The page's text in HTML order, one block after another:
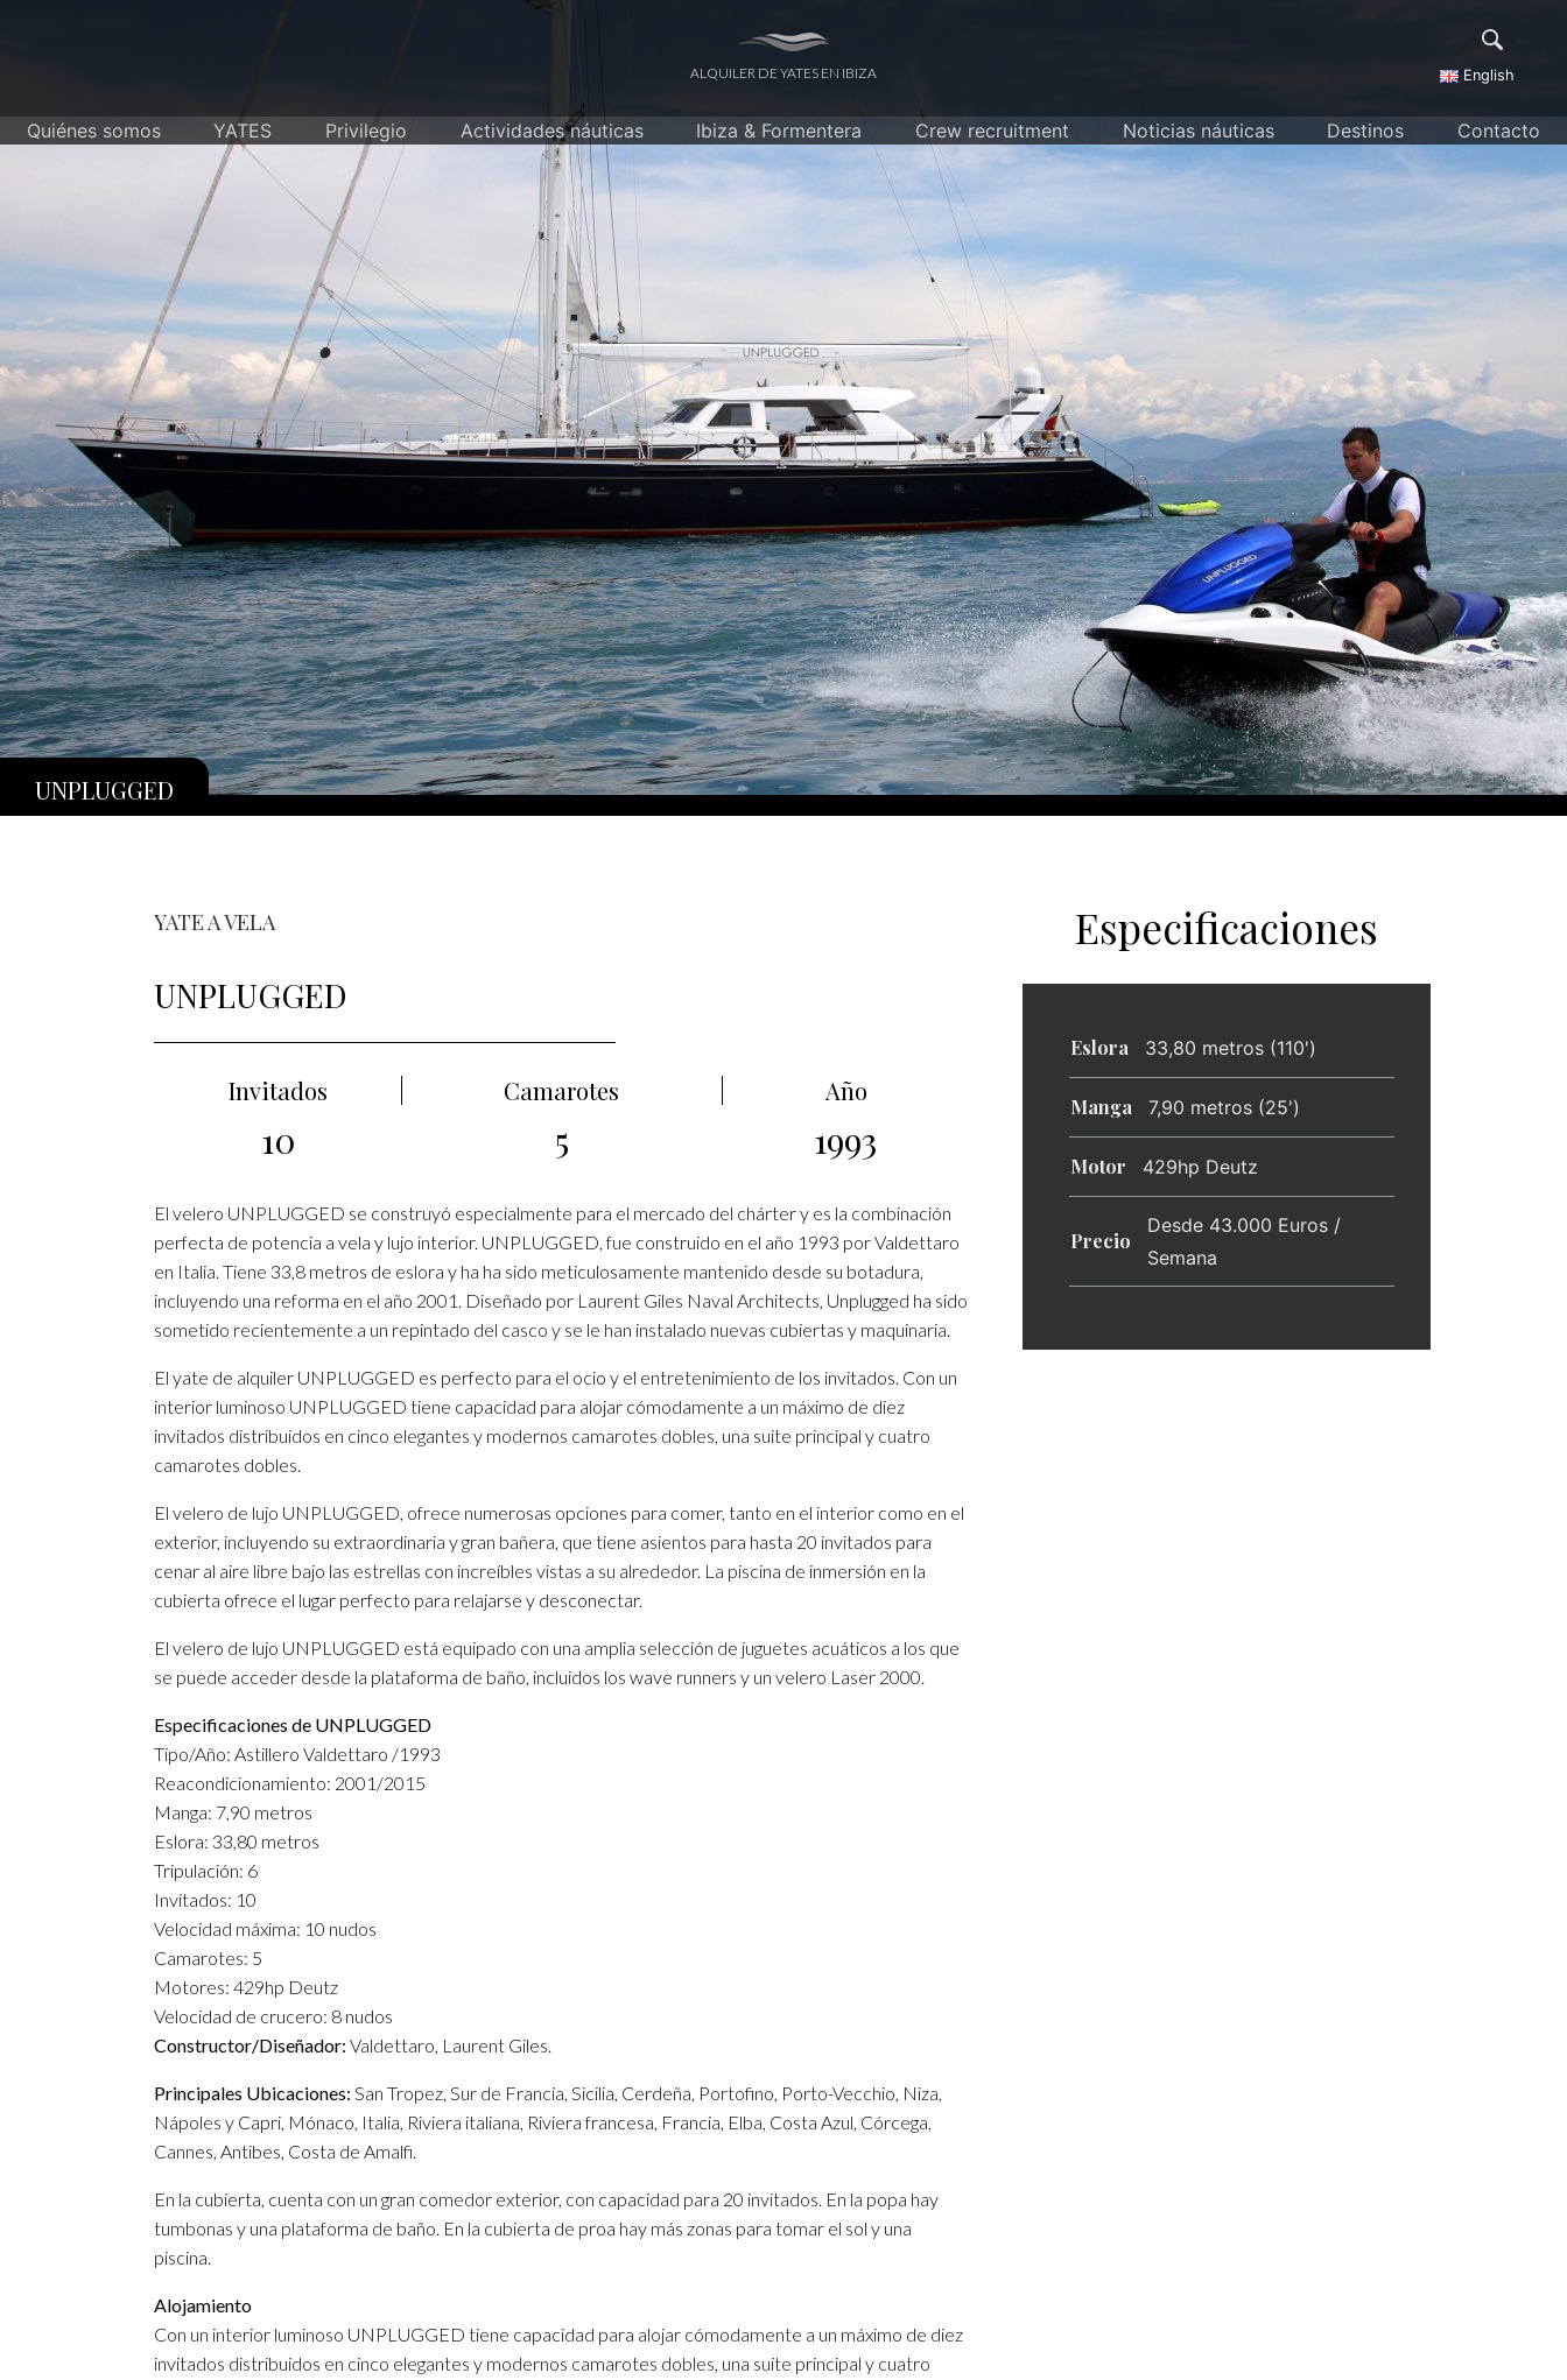
ALQUILER DE YATES EN IBIZA English
Quiénes somos YATES Privilegio Actividades náuticas Ibiza & Formentera Crew recruitment Noticias náuticas Destinos Contacto
UNPLUGGED
YATE A VELA
UNPLUGGED
Invitados Camarotes Año
10 5 1993
El velero UNPLUGGED se construyó especialmente para el mercado del chárter y es la combinación
perfecta de potencia a vela y lujo interior. UNPLUGGED, fue construido en el año 1993 por Valdettaro
en Italia. Tiene 33,8 metros de eslora y ha ha sido meticulosamente mantenido desde su botadura,
incluyendo una reforma en el año 2001. Diseñado por Laurent Giles Naval Architects, Unplugged ha sido
sometido recientemente a un repintado del casco y se le han instalado nuevas cubiertas y maquinaria.
El yate de alquiler UNPLUGGED es perfecto para el ocio y el entretenimiento de los invitados. Con un
interior luminoso UNPLUGGED tiene capacidad para alojar cómodamente a un máximo de diez
invitados distribuidos en cinco elegantes y modernos camarotes dobles, una suite principal y cuatro
camarotes dobles.
El velero de lujo UNPLUGGED, ofrece numerosas opciones para comer, tanto en el interior como en el
exterior, incluyendo su extraordinaria y gran bañera, que tiene asientos para hasta 20 invitados para
cenar al aire libre bajo las estrellas con increíbles vistas a su alrededor. La piscina de inmersión en la
cubierta ofrece el lugar perfecto para relajarse y desconectar.
El velero de lujo UNPLUGGED está equipado con una amplia selección de juguetes acuáticos a los que
se puede acceder desde la plataforma de baño, incluidos los wave runners y un velero Laser 2000.
Especificaciones de UNPLUGGED
Tipo/Año: Astillero Valdettaro /1993
Reacondicionamiento: 2001/2015
Manga: 7,90 metros
Eslora: 33,80 metros
Tripulación: 6
Invitados: 10
Velocidad máxima: 10 nudos
Camarotes: 5
Motores: 429hp Deutz
Velocidad de crucero: 8 nudos
Constructor/Diseñador: Valdettaro, Laurent Giles.
Principales Ubicaciones: San Tropez, Sur de Francia, Sicilia, Cerdeña, Portofino, Porto-Vecchio, Niza,
Nápoles y Capri, Mónaco, Italia, Riviera italiana, Riviera francesa, Francia, Elba, Costa Azul, Córcega,
Cannes, Antibes, Costa de Amalfi.
En la cubierta, cuenta con un gran comedor exterior, con capacidad para 20 invitados. En la popa hay
tumbonas y una plataforma de baño. En la cubierta de proa hay más zonas para tomar el sol y una
piscina.
Alojamiento
Con un interior luminoso UNPLUGGED tiene capacidad para alojar cómodamente a un máximo de diez
invitados distribuidos en cinco elegantes y modernos camarotes dobles, una suite principal y cuatro
Especificaciones
Eslora 33,80 metros (110')
Manga 7,90 metros (25')
Motor 429hp Deutz
Precio
Desde 43.000 Euros /
Semana